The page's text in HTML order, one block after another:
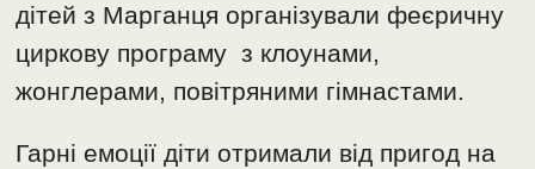
дітей з Марганця організували феєричну
циркову програму з клоунами,
жонглерами, повітряними гімнастами.
Гарні емоції діти отримали від пригод на